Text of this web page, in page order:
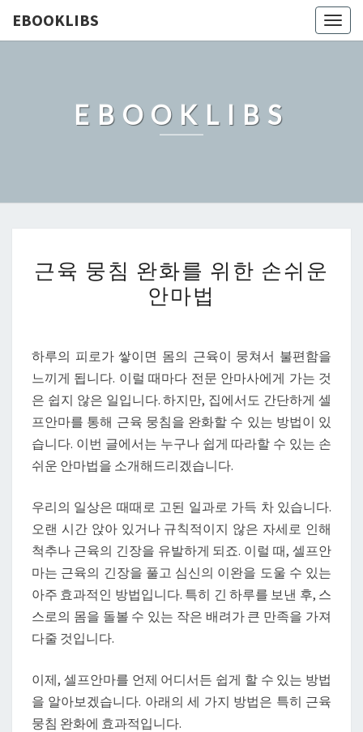
EBOOKLIBS
EBOOKLIBS
육
뭉
화
를
위
한
손
쉬
안
마
법
근육 뭉침 완화를 위한 손쉬운
안마법
하루의 피로가 쌓이면 몸의 근육이 뭉쳐서 불편함을
느끼게 됩니다. 이럴 때마다 전문 안마사에게 가는 것
은 쉽지 않은 일입니다. 하지만, 집에서도 간단하게 셀
프안마를 통해 근육 뭉침을 완화할 수 있는 방법이 있
습니다. 이번 글에서는 누구나 쉽게 따라할 수 있는 손
쉬운 안마법을 소개해드리겠습니다.
우리의 일상은 때때로 고된 일과로 가득 차 있습니다.
오랜 시간 앉아 있거나 규칙적이지 않은 자세로 인해
척추나 근육의 긴장을 유발하게 되죠. 이럴 때, 셀프안
마는 근육의 긴장을 풀고 심신의 이완을 도울 수 있는
아주 효과적인 방법입니다. 특히 긴 하루를 보낸 후, 스
스로의 몸을 돌볼 수 있는 작은 배려가 큰 만족을 가져
다줄 것입니다.
이제, 셀프안마를 언제 어디서든 쉽게 할 수 있는 방법
을 알아보겠습니다. 아래의 세 가지 방법은 특히 근육
뭉침 완화에 효과적입니다.